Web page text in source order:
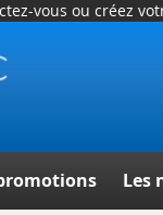
vous ou créez
Les